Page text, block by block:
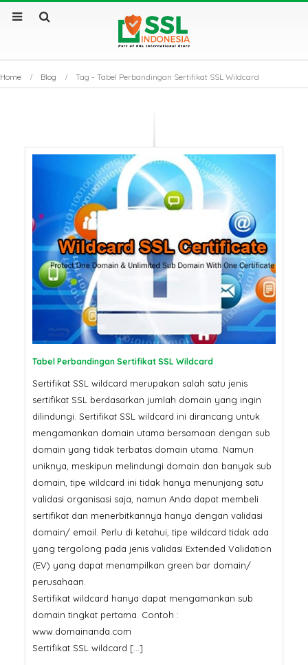
Home Blog Tag - Tabel Perbandingan Sertifikat SSL Wildcard
Tabel Perbandingan Sertifikat SSL Wildcard
Sertifikat SSL wildcard merupakan salah satu jenis
sertifikat SSL berdasarkan jumlah domain yang ingin
dilindungi. Sertifikat SSL wildcard ini dirancang untuk
mengamankan domain utama bersamaan dengan sub
domain yang tidak terbatas domain utama. Namun
uniknya, meskipun melindungi domain dan banyak sub
domain, tipe wildcard ini tidak hanya menunjang satu
validasi organisasi saja, namun Anda dapat membeli
sertifikat dan menerbitkannya hanya dengan validasi
domain/ email. Perlu di ketahui, tipe wildcard tidak ada
yang tergolong pada jenis validasi Extended Validation
(EV) yang dapat menampilkan green bar domain/
perusahaan.
Sertifikat wildcard hanya dapat mengamankan sub
domain tingkat pertama. Contoh :
www.domainanda.com
Sertifikat SSL wildcard […]
Sertifikat SSL Masa
Berlaku Singkat: Dampak
dan Solusinya
Sertifikat SSL: Mengapa
Bisnis Anda Bisa Lumpuh
Tanpanya?
SSL Certificate: Mengapa
Harganya Berbeda? Ini
Penjelasannya
SSL Certificate
Apa Saja
Utamanya?
Kenapa
Sertifikat SSL
Tembus
Pertama Google di 2026?
SSL
Ini Bahaya Beli
Murah untuk